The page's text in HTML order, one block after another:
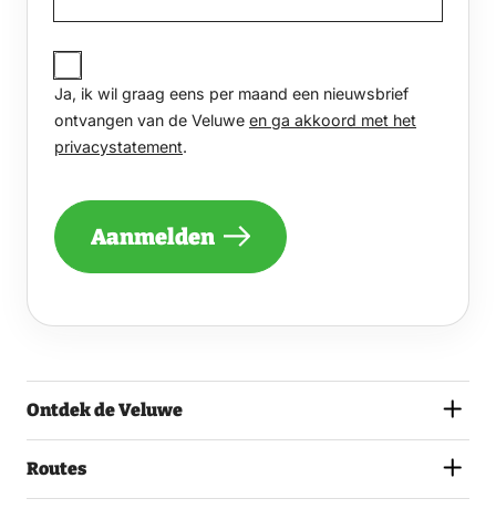
JA,
IK
WIL
GRAAG
PER
EEN
ONTVANGEN
EN
HET
Ja, ik wil graag eens per maand een nieuwsbrief
ontvangen van de Veluwe en ga akkoord met het
privacystatement.
Aanmelden
Ontdek de Veluwe
Routes